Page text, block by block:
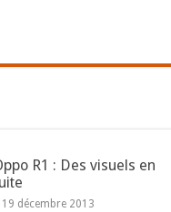
R1 : Des visuels en
19 décembre 2013